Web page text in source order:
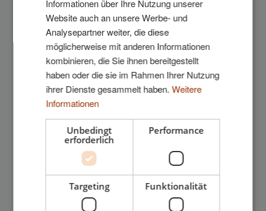
Leistungserklärungen.
Informationen über Ihre Nutzung unserer
Website auch an unsere Werbe- und
Analysepartner weiter, die diese
möglicherweise mit anderen Informationen
kombinieren, die Sie ihnen bereitgestellt
haben oder die sie im Rahmen Ihrer Nutzung
ihrer Dienste gesammelt haben.Weitere
Informationen
Unbedingt
erforderlich
Performance
Targeting Funktionalität